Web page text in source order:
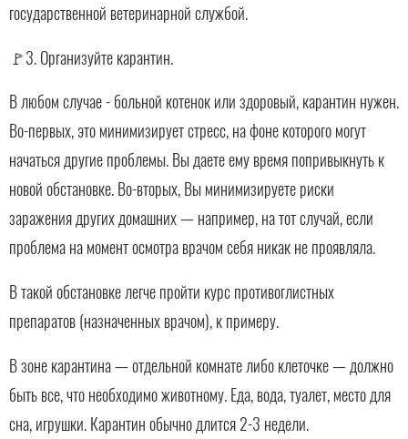
государственной ветеринарной службой.
🚩3. Организуйте карантин.
В любом случае - больной котенок или здоровый, карантин нужен.
Во-первых, это минимизирует стресс, на фоне которого могут
начаться другие проблемы. Вы даете ему время попривыкнуть к
новой обстановке. Во-вторых, Вы минимизируете риски
заражения других домашних — например, на тот случай, если
проблема на момент осмотра врачом себя никак не проявляла.
В такой обстановке легче пройти курс противоглистных
препаратов (назначенных врачом), к примеру.
В зоне карантина — отдельной комнате либо клеточке — должно
быть все, что необходимо животному. Еда, вода, туалет, место для
сна, игрушки. Карантин обычно длится 2-3 недели.